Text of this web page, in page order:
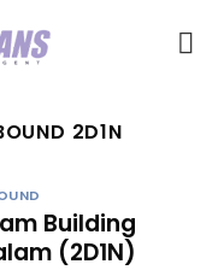
2D1N
Building
(2D1N)